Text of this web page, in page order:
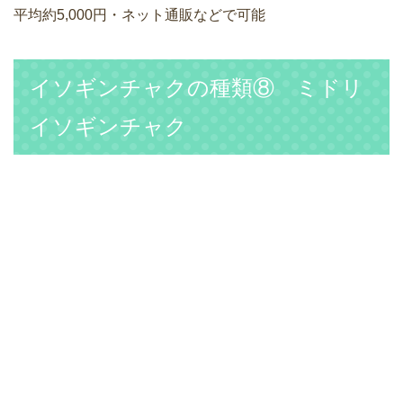
平均約5,000円・ネット通販などで可能
イソギンチャクの種類⑧ ミドリ
イソギンチャク